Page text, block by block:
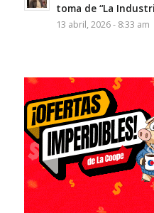
toma de “La
13 abril, 2026 - 8:33 am